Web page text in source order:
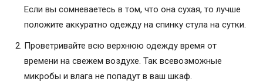
Если вы сомневаетесь в том, что она сухая, то лучше
положите аккуратно одежду на спинку стула на сутки.
Проветривайте всю верхнюю одежду время от
времени на свежем воздухе. Так всевозможные
микробы и влага не попадут в ваш шкаф.